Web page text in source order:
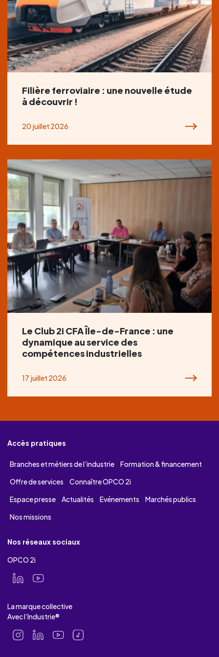
Filière ferroviaire : une nouvelle étude
à découvrir !
20 juillet 2026
Le Club 2i CFA Île-de-France : une
dynamique au service des
compétences industrielles
17 juillet 2026
Accès pratiques
Branches et métiers de l’industrie
Formation & financement
Offre de services
Connaître OPCO 2i
Espace presse
Actualités Evénements
Marchés publics
Nos missions
Nos réseaux sociaux
OPCO 2i
La marque collective
Avec l’Industrie®